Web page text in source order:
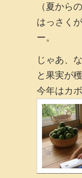
（夏から
はっさく
ー。
じゃあ、
と果実が
今年はカ